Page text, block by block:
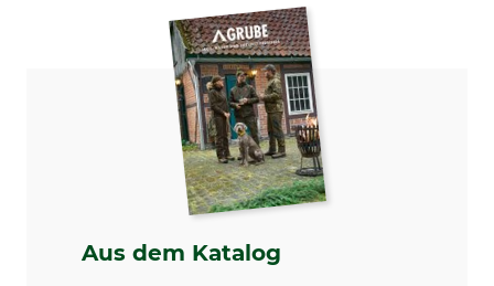
Modellbezeichnung
Eiche hell
Aus dem Katalog